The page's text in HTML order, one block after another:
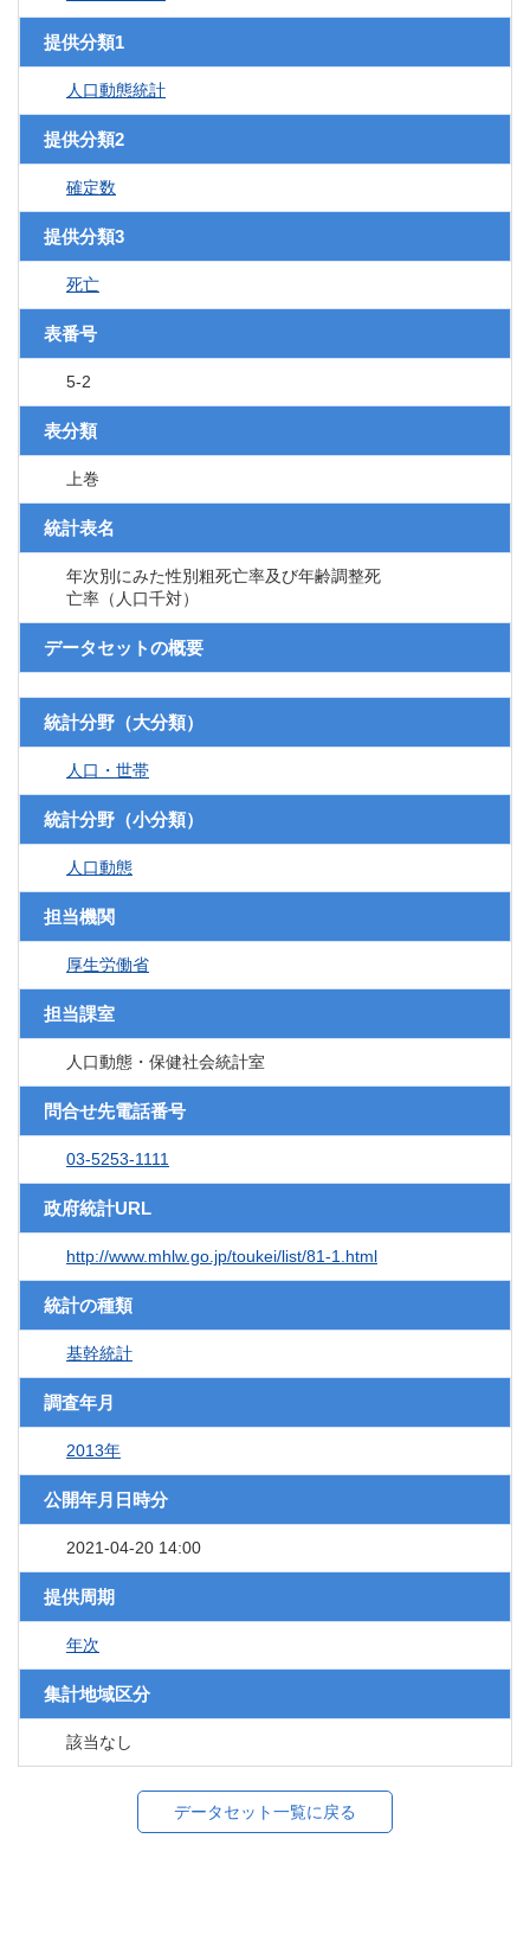
提供分類1
人口動態統計
提供分類2
確定数
提供分類3
死亡
表番号
5-2
表分類
上巻
統計表名
年次別にみた性別粗死亡率及び年齢調整死
亡率（人口千対）
データセットの概要
統計分野（大分類）
人口・世帯
統計分野（小分類）
人口動態
担当機関
厚生労働省
担当課室
人口動態・保健社会統計室
問合せ先電話番号
03-5253-1111
政府統計URL
http://www.mhlw.go.jp/toukei/list/81-1.html
統計の種類
基幹統計
調査年月
2013年
公開年月日時分
2021-04-20 14:00
提供周期
年次
集計地域区分
該当なし
データセット一覧に戻る